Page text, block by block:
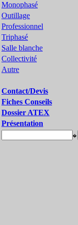
Monophasé
Outillage
Professionnel
Triphasé
Salle blanche
Collectivité
Autre
Contact/Devis
Fiches Conseils
Dossier ATEX
Présentation
�